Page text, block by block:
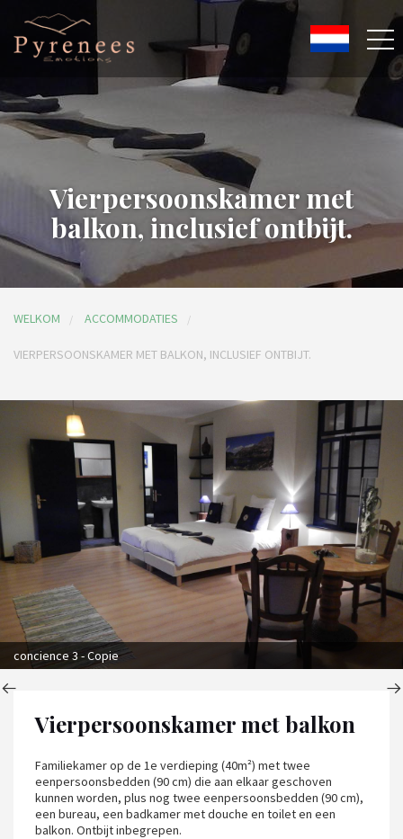
Vierpersoonskamer met
balkon, inclusief ontbijt.
WELKOM ACCOMMODATIES
VIERPERSOONSKAMER MET BALKON, INCLUSIEF ONTBIJT.
concience 3 - Copie
Vierpersoonskamer met balkon
Familiekamer op de 1e verdieping (40m²) met twee
eenpersoonsbedden (90 cm) die aan elkaar geschoven
kunnen worden, plus nog twee eenpersoonsbedden (90 cm),
een bureau, een badkamer met douche en toilet en een
balkon. Ontbijt inbegrepen.